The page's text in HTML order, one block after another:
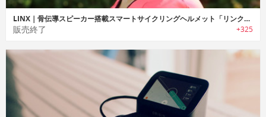
LINX｜骨伝導スピーカー搭載スマートサイクリングヘルメット「リンクス」
販売終了 +325